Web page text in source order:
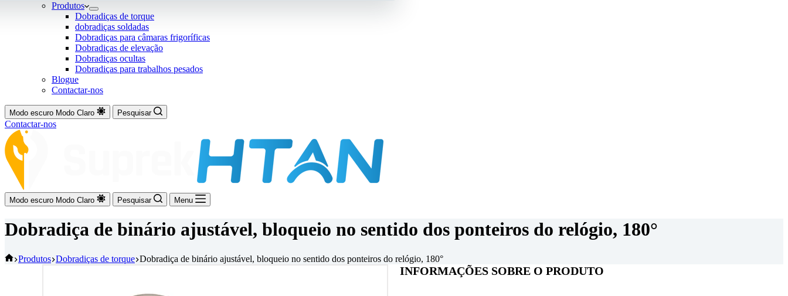
Produtos
Dobradiças de torque
dobradiças soldadas
Dobradiças para câmaras frigoríficas
Dobradiças de elevação
Dobradiças ocultas
Dobradiças para trabalhos pesados
Blogue
Contactar-nos
Modo escuro Modo Claro Pesquisar
Contactar-nos
Modo escuro Modo Claro Pesquisar Menu
Dobradiça de binário ajustável, bloqueio no sentido dos ponteiros do relógio, 180°
Início
Produtos Dobradiças de torque Dobradiça de binário ajustável, bloqueio no sentido dos ponteiros do relógio, 180°
INFORMAÇÕES SOBRE O PRODUTO